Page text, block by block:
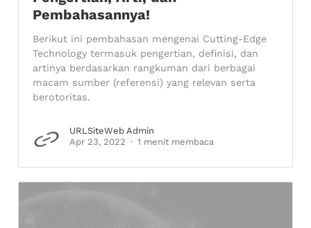
Pembahasannya!
Berikut ini pembahasan mengenai Cutting-Edge
Technology termasuk pengertian, definisi, dan
artinya berdasarkan rangkuman dari berbagai
macam sumber (referensi) yang relevan serta
berotoritas.
URLSiteWeb Admin
Apr 23, 2022
1 menit membaca